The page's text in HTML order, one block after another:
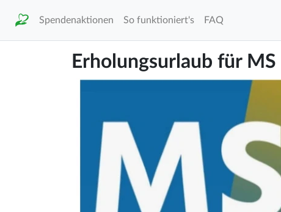
Spendenaktionen So funktioniert's FAQ
Erholungsurlaub für MS